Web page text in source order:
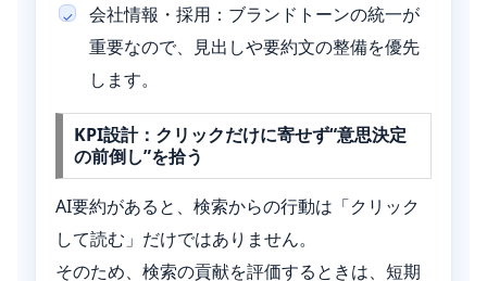
会社情報・採用：ブランドトーンの統一が
重要なので、見出しや要約文の整備を優先
します。
KPI設計：クリックだけに寄せず“意思決定
の前倒し”を拾う
AI要約があると、検索からの行動は「クリック
して読む」だけではありません。
そのため、検索の貢献を評価するときは、短期